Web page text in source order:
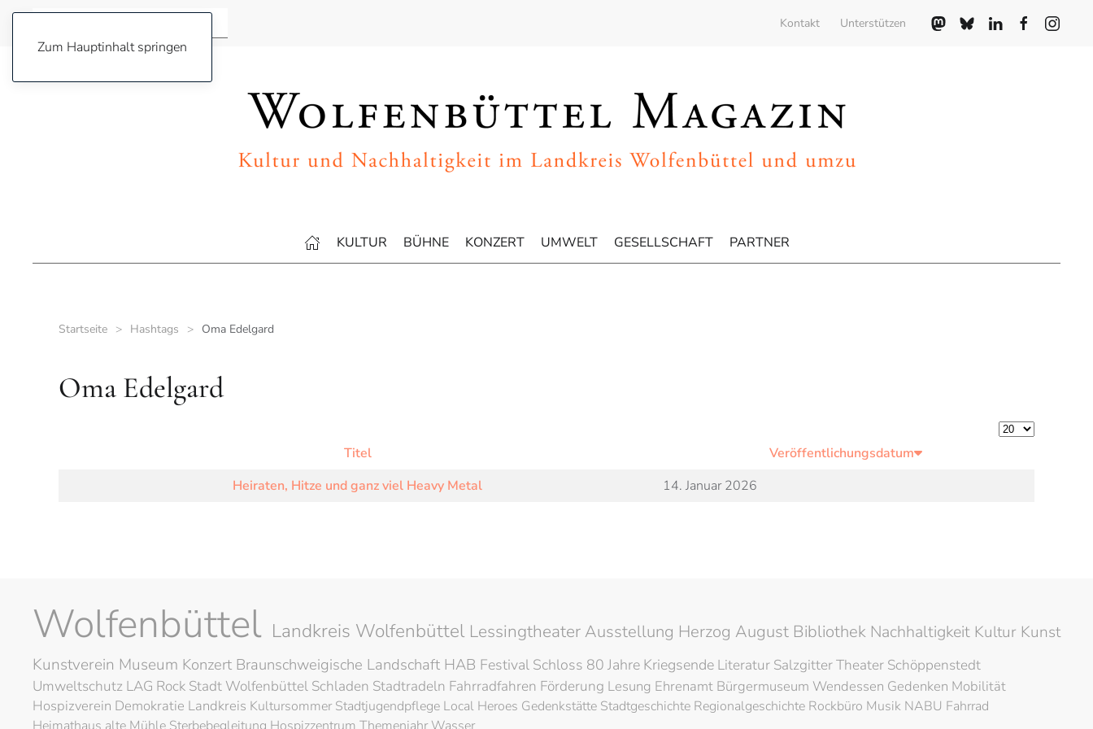
Zum Hauptinhalt springen
Kontakt Unterstützen
KULTUR BÜHNE KONZERT UMWELT GESELLSCHAFT PARTNER
Startseite Hashtags Oma Edelgard
Oma Edelgard
Anzeige #
Titel
Veröffentlichungsdatum
Heiraten, Hitze und ganz viel Heavy Metal
14. Januar 2026
Wolfenbüttel Landkreis Wolfenbüttel Lessingtheater Ausstellung Herzog August Bibliothek Nachhaltigkeit Kultur Kunst
Kunstverein Museum Konzert Braunschweigische Landschaft HAB Festival Schloss 80 Jahre Kriegsende Literatur SalzgitterTheater Schöppenstedt
Umweltschutz LAG Rock Stadt Wolfenbüttel Schladen Stadtradeln Fahrradfahren Förderung Lesung Ehrenamt Bürgermuseum Wendessen Gedenken Mobilität
Hospizverein Demokratie Landkreis KultursommerStadtjugendpflege Local Heroes Gedenkstätte Stadtgeschichte Regionalgeschichte Rockbüro Musik NABU Fahrrad